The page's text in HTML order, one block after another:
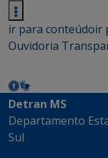
ir para conteúdoir
Ouvidoria
Detran MS
Departamento
Sul